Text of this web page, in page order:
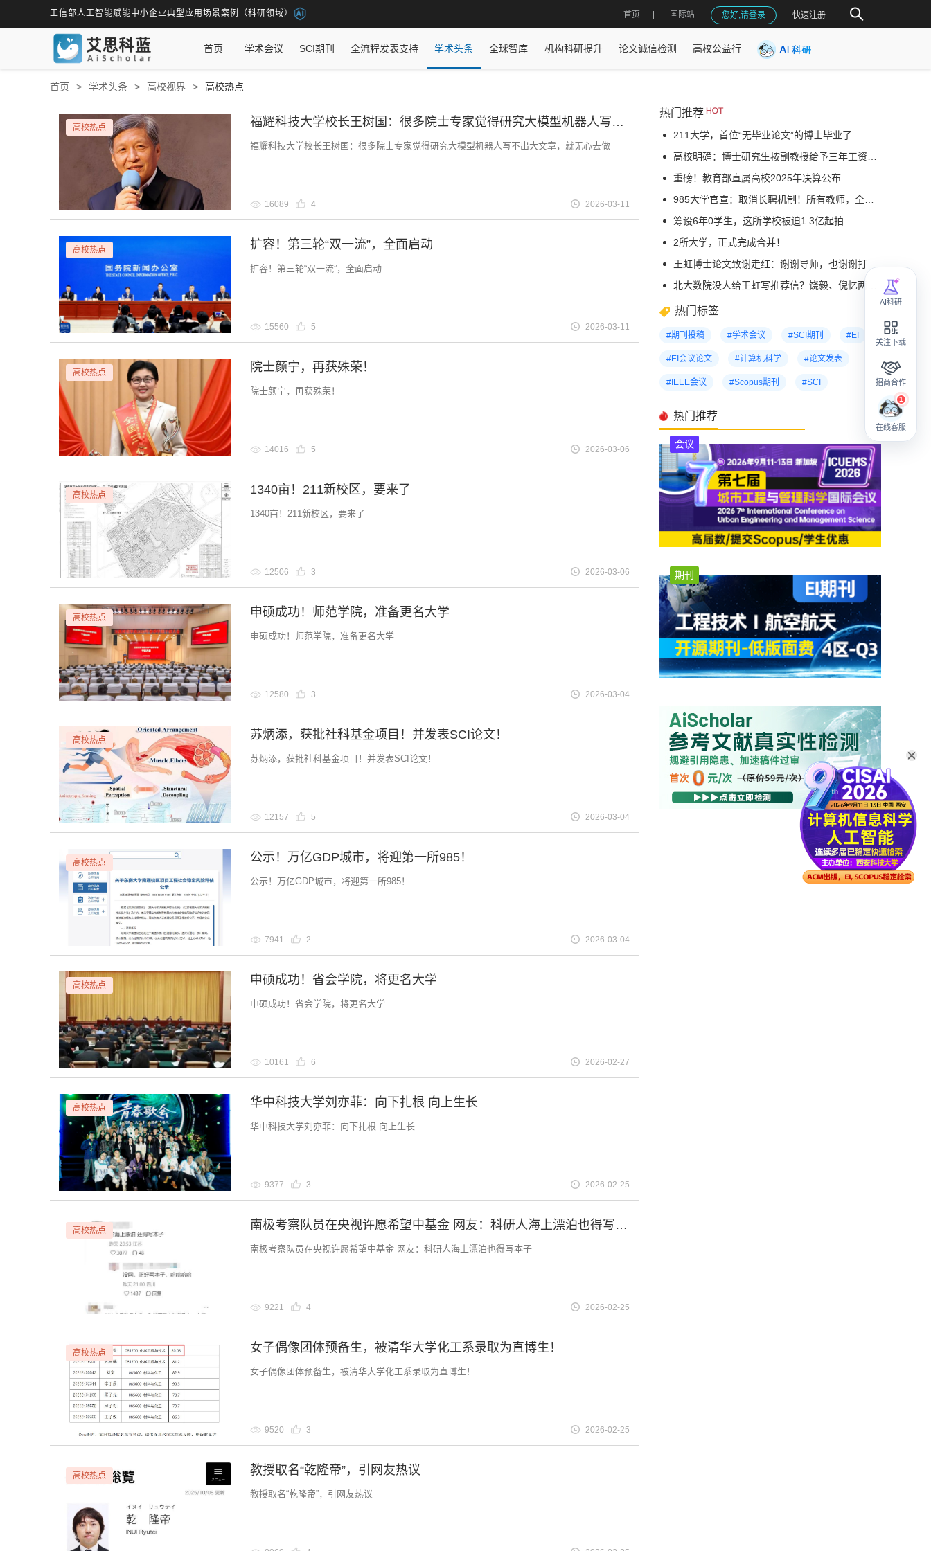
工信部人工智能赋能中小企业典型应用场景案例（科研领域） 首页 国际站 您好,请登录 快速注册
首页 学术会议 SCI期刊 全流程发表支持 学术头条 全球智库 机构科研提升 论文诚信检测 高校公益行
首页 学术头条 高校视界 高校热点
高校热点 福耀科技大学校长王树国：很多院士专家觉得研究大模型机器人写不出大文章，就无心去做
福耀科技大学校长王树国：很多院士专家觉得研究大模型机器人写不出大文章，就无心去做
16089 4 2026-03-11
高校热点 扩容！第三轮“双一流”，全面启动
扩容！第三轮“双一流”，全面启动
15560 5 2026-03-11
高校热点 院士颜宁，再获殊荣！
院士颜宁，再获殊荣！
14016 5 2026-03-06
高校热点 1340亩！211新校区，要来了
1340亩！211新校区，要来了
12506 3 2026-03-06
高校热点 申硕成功！师范学院，准备更名大学
申硕成功！师范学院，准备更名大学
12580 3 2026-03-04
高校热点 苏炳添，获批社科基金项目！并发表SCI论文！
苏炳添，获批社科基金项目！并发表SCI论文！
12157 5 2026-03-04
高校热点 公示！万亿GDP城市，将迎第一所985！
公示！万亿GDP城市，将迎第一所985！
7941 2 2026-03-04
高校热点 申硕成功！省会学院，将更名大学
申硕成功！省会学院，将更名大学
10161 6 2026-02-27
高校热点 华中科技大学刘亦菲：向下扎根 向上生长
华中科技大学刘亦菲：向下扎根 向上生长
9377 3 2026-02-25
高校热点 南极考察队员在央视许愿希望中基金 网友：科研人海上漂泊也得写本子
南极考察队员在央视许愿希望中基金 网友：科研人海上漂泊也得写本子
9221 4 2026-02-25
高校热点 女子偶像团体预备生，被清华大学化工系录取为直博生！
女子偶像团体预备生，被清华大学化工系录取为直博生！
9520 3 2026-02-25
高校热点 教授取名“乾隆帝”，引网友热议
教授取名“乾隆帝”，引网友热议
热门推荐
211大学，首位“无毕业论文”的博士毕业了
重磅！教育部直属高校2025年决算公布
筹设6年0学生，这所学校被迫1.3亿起拍
2所大学，正式完成合并！
热门标签
#期刊投稿 #学术会议 #SCI期刊 #EI
#EI会议论文 #计算机科学 #论文发表
#IEEE会议 #Scopus期刊 #SCI
热门推荐
会议
期刊
AI科研
关注下载
招商合作
在线客服